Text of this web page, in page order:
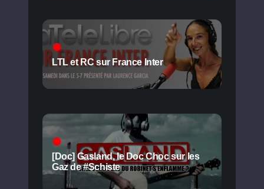
LTL et RC sur France Inter
[Doc] Gasland, le Doc Choc sur les
Gaz de #Schiste